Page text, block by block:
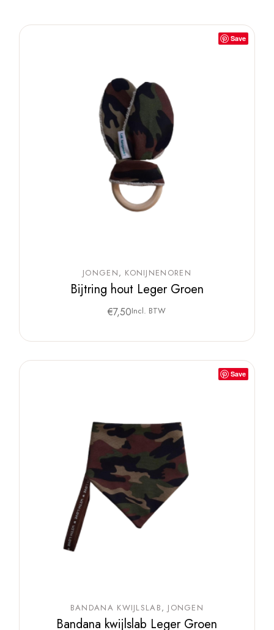
Save
JONGEN KONIJNENOREN
Bijtring hout Leger Groen
€7,50Incl. BTW
Save
BANDANA KWIJLSLAB JONGEN
Bandana kwijlslab Leger Groen